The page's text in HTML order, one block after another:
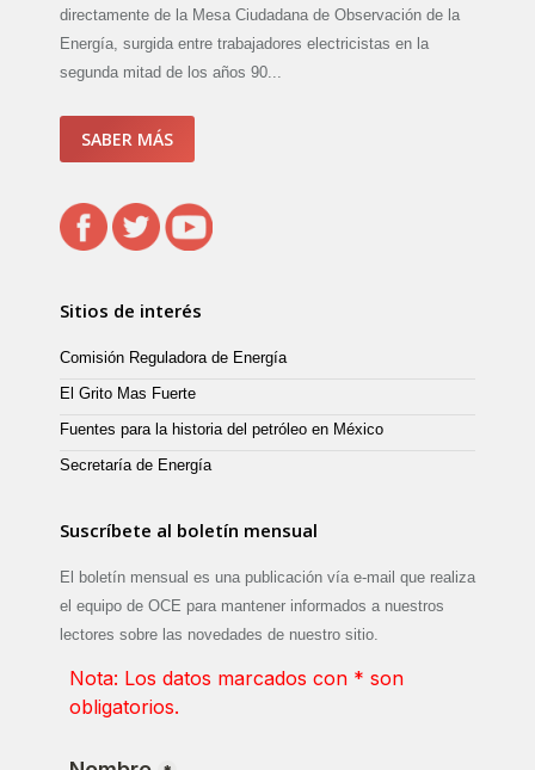
directamente de la Mesa Ciudadana de Observación de la
Energía, surgida entre trabajadores electricistas en la
segunda mitad de los años 90...
SABER MÁS
Sitios de interés
Comisión Reguladora de Energía
El Grito Mas Fuerte
Fuentes para la historia del petróleo en México
Secretaría de Energía
Suscríbete al boletín mensual
El boletín mensual es una publicación vía e-mail que realiza
el equipo de OCE para mantener informados a nuestros
lectores sobre las novedades de nuestro sitio.